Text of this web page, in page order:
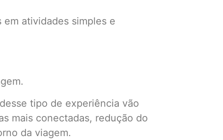
atividades simples e
tipo de experiência vão
mais conectadas, redução do
da viagem.